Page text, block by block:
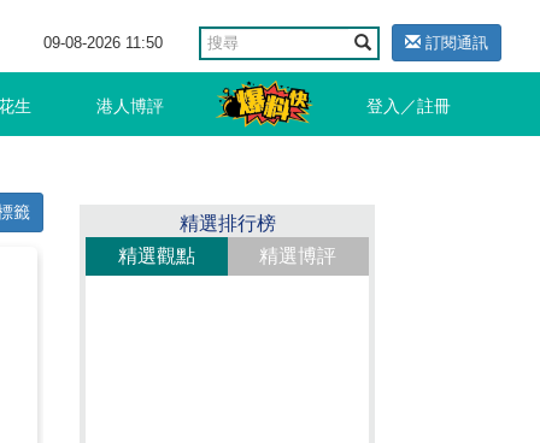
09-08-2026 11:50 訂閱通訊
生 港人博評 登入／註冊
籤
精選排行榜
精選觀點
精選博評